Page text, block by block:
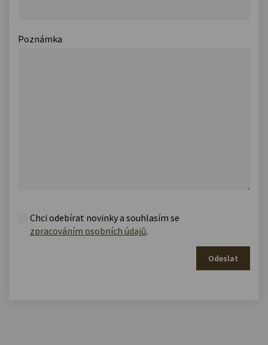
Poznámka
Chci odebírat novinky a souhlasím se
zpracováním osobních údajů.
Odeslat